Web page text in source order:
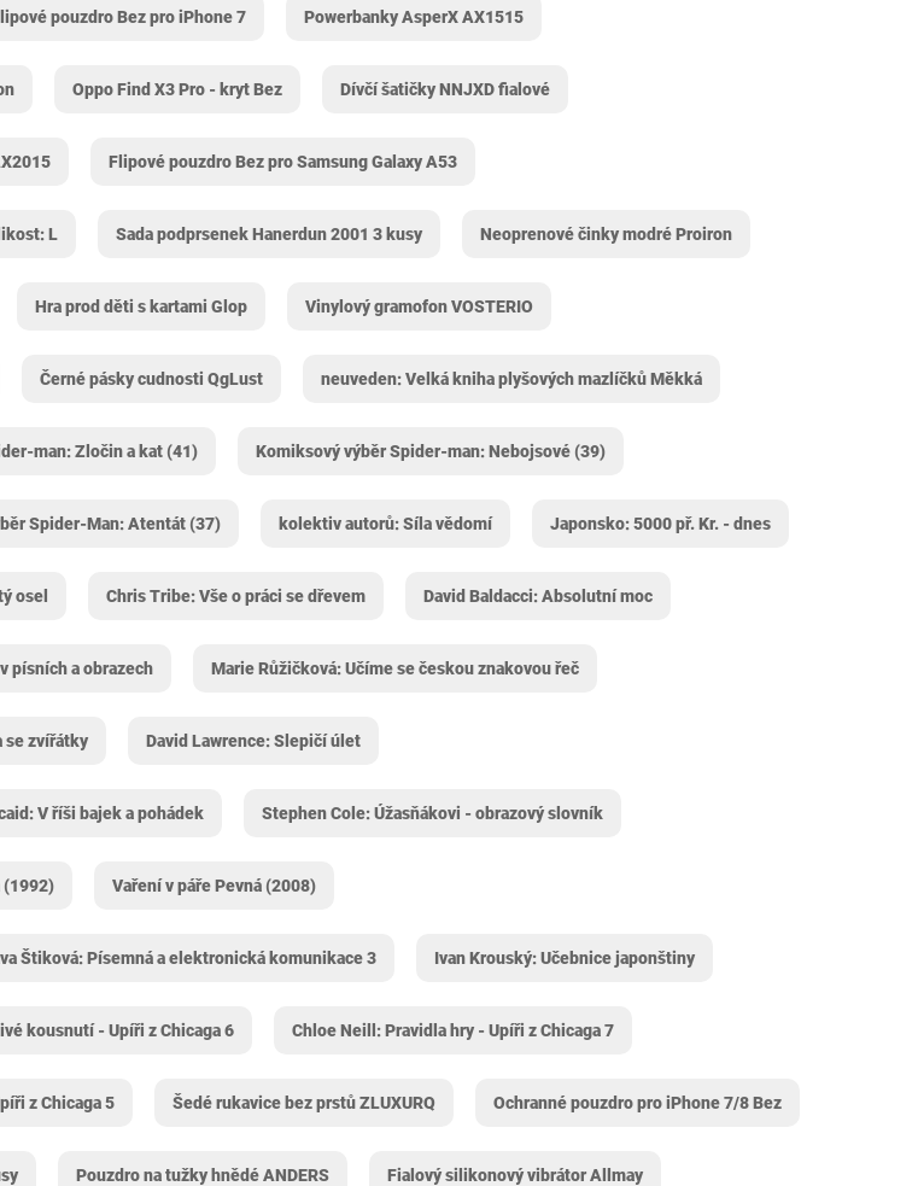
pouzdro Bez pro iPhone 7 Powerbanky ‎AsperX AX1515
Oppo Find X3 Pro - kryt Bez Dívčí šatičky NNJXD fialové
Flipové pouzdro Bez pro Samsung Galaxy A53
L Sada podprsenek Hanerdun 2001 3 kusy Neoprenové činky modré Proiron
Hra prod děti s kartami Glop Vinylový gramofon VOSTERIO
Černé pásky cudnosti QgLust neuveden: Velká kniha plyšových mazlíčků Měkká
man: Zločin a kat (41) Komiksový výběr Spider-man: Nebojsové (39)
Spider-Man: Atentát (37) kolektiv autorů: Síla vědomí Japonsko: 5000 př. Kr. - dnes
osel Chris Tribe: Vše o práci se dřevem David Baldacci: Absolutní moc
písních a obrazech Marie Růžičková: Učíme se českou znakovou řeč
se zvířátky David Lawrence: Slepičí úlet
V říši bajek a pohádek Stephen Cole: Úžasňákovi - obrazový slovník
(1992) Vaření v páře Pevná (2008)
Štiková: Písemná a elektronická komunikace 3 Ivan Krouský: Učebnice japonštiny
kousnutí - Upíři z Chicaga 6 Chloe Neill: Pravidla hry - Upíři z Chicaga 7
z Chicaga 5 Šedé rukavice bez prstů ZLUXURQ Ochranné pouzdro pro iPhone 7/8 Bez
Pouzdro na tužky hnědé ANDERS Fialový silikonový vibrátor Allmay